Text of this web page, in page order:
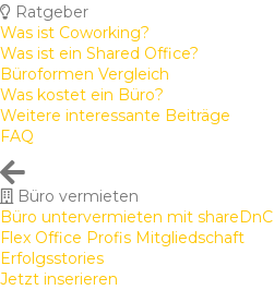
Ratgeber
Was ist Coworking?
Was ist ein Shared Office?
Büroformen Vergleich
Was kostet ein Büro?
Weitere interessante Beiträge
FAQ
Büro vermieten
Büro untervermieten mit shareDnC
Flex Office Profis Mitgliedschaft
Erfolgsstories
Jetzt inserieren